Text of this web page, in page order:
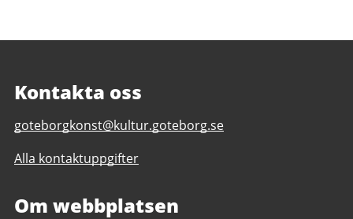
Kontakta oss
E-
till
Konst
goteborgkonst@kultur.goteborg.se
Alla kontaktuppgifter
Om webbplatsen